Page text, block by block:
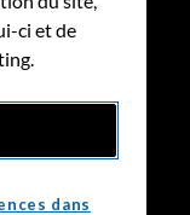
ci et de
dans